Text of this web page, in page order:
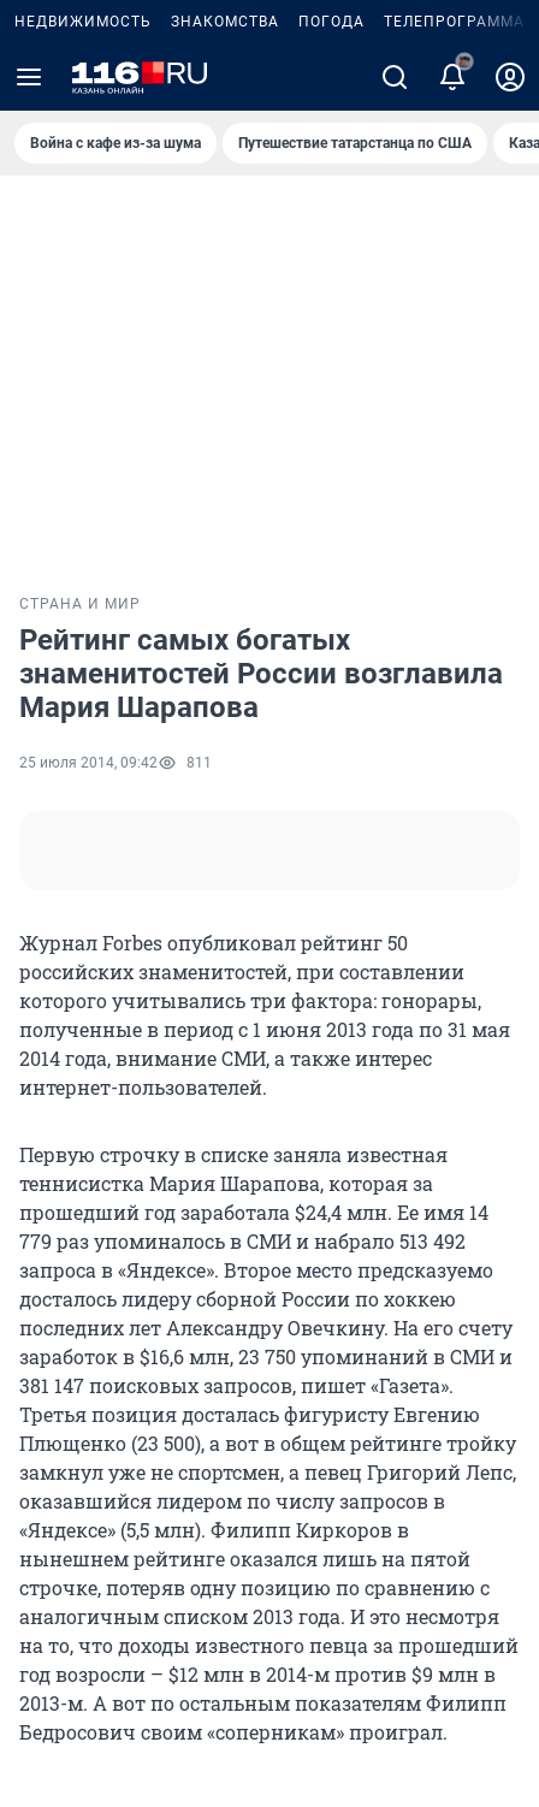
НЕДВИЖИМОСТЬ ЗНАКОМСТВА ПОГОДА ТЕЛЕПРОГРАММА
2
Война с кафе из-за шума Путешествие татарстанца по США
СТРАНА И МИР
Рейтинг самых богатых
знаменитостей России возглавила
Мария Шарапова
25 июля 2014, 09:42 811
Журнал Forbes опубликовал рейтинг 50
российских знаменитостей, при составлении
которого учитывались три фактора: гонорары,
полученные в период с 1 июня 2013 года по 31 мая
2014 года, внимание СМИ, а также интерес
интернет-пользователей.
Первую строчку в списке заняла известная
теннисистка Мария Шарапова, которая за
прошедший год заработала $24,4 млн. Ее имя 14
779 раз упоминалось в СМИ и набрало 513 492
запроса в «Яндексе». Второе место предсказуемо
досталось лидеру сборной России по хоккею
последних лет Александру Овечкину. На его счету
заработок в $16,6 млн, 23 750 упоминаний в СМИ и
381 147 поисковых запросов, пишет «Газета».
Третья позиция досталась фигуристу Евгению
Плющенко (23 500), а вот в общем рейтинге тройку
замкнул уже не спортсмен, а певец Григорий Лепс,
оказавшийся лидером по числу запросов в
«Яндексе» (5,5 млн). Филипп Киркоров в
нынешнем рейтинге оказался лишь на пятой
строчке, потеряв одну позицию по сравнению с
аналогичным списком 2013 года. И это несмотря
на то, что доходы известного певца за прошедший
год возросли – $12 млн в 2014-м против $9 млн в
2013-м. А вот по остальным показателям Филипп
Бедросович своим «соперникам» проиграл.